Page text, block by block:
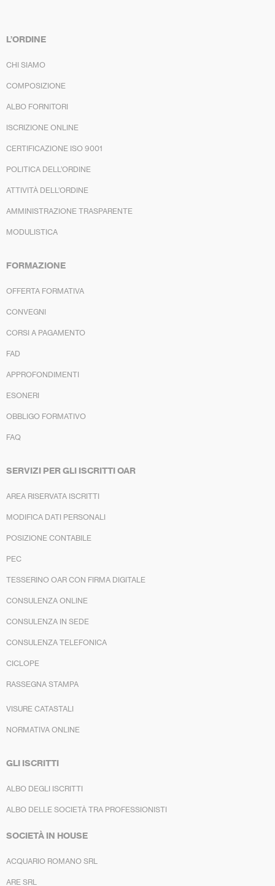
L’ORDINE
CHI SIAMO
COMPOSIZIONE
ALBO FORNITORI
ISCRIZIONE ONLINE
CERTIFICAZIONE ISO 9001
POLITICA DELL’ORDINE
ATTIVITÀ DELL’ORDINE
AMMINISTRAZIONE TRASPARENTE
MODULISTICA
FORMAZIONE
OFFERTA FORMATIVA
CONVEGNI
CORSI A PAGAMENTO
FAD
APPROFONDIMENTI
ESONERI
OBBLIGO FORMATIVO
FAQ
SERVIZI PER GLI ISCRITTI OAR
AREA RISERVATA ISCRITTI
MODIFICA DATI PERSONALI
POSIZIONE CONTABILE
PEC
TESSERINO OAR CON FIRMA DIGITALE
CONSULENZA ONLINE
CONSULENZA IN SEDE
CONSULENZA TELEFONICA
CICLOPE
RASSEGNA STAMPA
VISURE CATASTALI
NORMATIVA ONLINE
GLI ISCRITTI
ALBO DEGLI ISCRITTI
ALBO DELLE SOCIETÀ TRA PROFESSIONISTI
SOCIETÀ IN HOUSE
ACQUARIO ROMANO SRL
ARE SRL